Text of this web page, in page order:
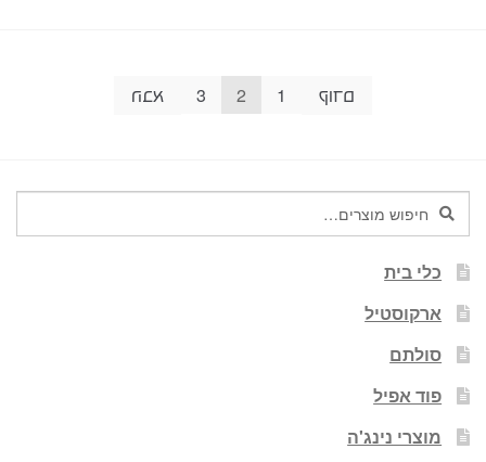
קודם 1
2
3 הבא
חיפוש
עבור:
חיפוש
כלי בית
ארקוסטיל
סולתם
פוד אפיל
מוצרי נינג'ה